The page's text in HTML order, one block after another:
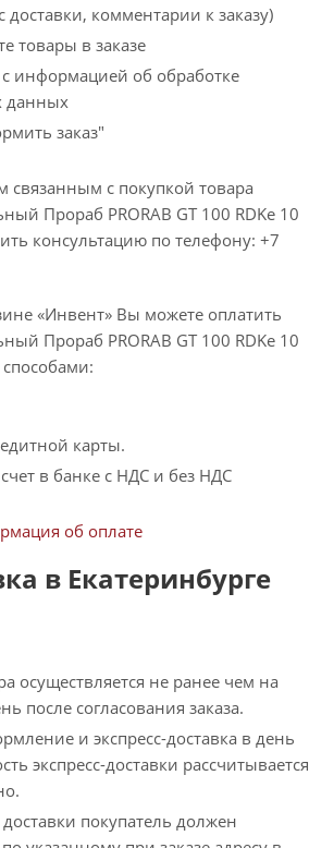
доставки, комментарии к заказу)
товары в заказе
информацией об обработке
данных
заказ"
связанным с покупкой товара
Прораб PRORAB GT 100 RDKe 10
консультацию по телефону: +7
«Инвент» Вы можете оплатить
Прораб PRORAB GT 100 RDKe 10
карты.
в банке с НДС и без НДС
об оплате
в Екатеринбурге
осуществляется не ранее чем на
после согласования заказа.
и экспресс-доставка в день
экспресс-доставки рассчитывается
покупатель должен